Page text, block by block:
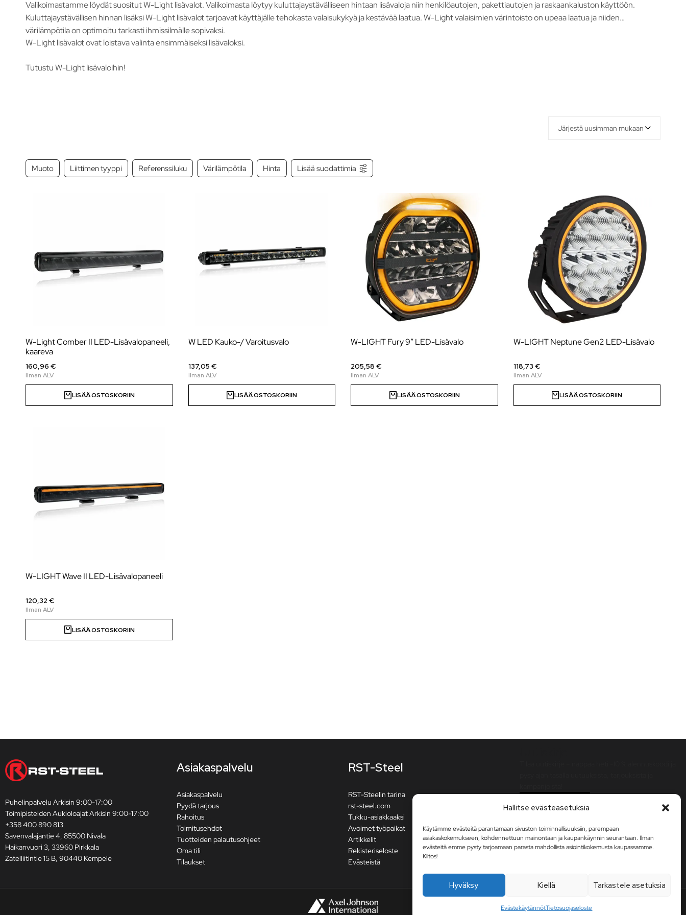
Hallitse evästeasetuksia
Käytämme evästeitä parantamaan sivuston toiminnallisuuksiin, parempaan
asiakaskokemukseen, kohdennettuun mainontaan ja kaupankäynnin seurantaan. Ilman
evästeitä emme pysty tarjoamaan parasta mahdollista asiointikokemusta kaupassamme.
Kiitos!
Hyväksy Kiellä Tarkastele asetuksia
EvästekäytännötTietosuojaseloste
Valikoimastamme löydät suositut W-Light lisävalot. Valikoimasta löytyy kuluttajaystävälliseen hintaan lisävaloja niin henkilöautojen, pakettiautojen ja raskaankaluston käyttöön.
Kuluttajaystävällisen hinnan lisäksi W-Light lisävalot tarjoavat käyttäjälle tehokasta valaisukykyä ja kestävää laatua. W-Light valaisimien värintoisto on upeaa laatua ja niiden
värilämpötila on optimoitu tarkasti ihmissilmälle sopivaksi.
W-Light lisävalot ovat loistava valinta ensimmäiseksi lisävaloksi.
Tutustu W-Light lisävaloihin!
Järjestä uusimman mukaan
Muoto Liittimen tyyppi Referenssiluku Värilämpötila Hinta Lisää suodattimia
W-Light Comber II LED-Lisävalopaneeli,
kaareva
160,96 €
LISÄÄ OSTOSKORIIN
W LED Kauko-/ Varoitusvalo
137,05 €
LISÄÄ OSTOSKORIIN
W-LIGHT Fury 9″ LED-Lisävalo
205,58 €
LISÄÄ OSTOSKORIIN
W-LIGHT Neptune Gen2 LED-Lisävalo
118,73 €
LISÄÄ OSTOSKORIIN
W-LIGHT Wave II LED-Lisävalopaneeli
120,32 €
LISÄÄ OSTOSKORIIN
Puhelinpalvelu Arkisin 9:00-17:00
Toimipisteiden Aukioloajat Arkisin 9:00-17:00
+358 400 890 813
Savenvalajantie 4, 85500 Nivala
Haikanvuori 3, 33960 Pirkkala
Zatelliitintie 15 B, 90440 Kempele
Asiakaspalvelu
Asiakaspalvelu
Pyydä tarjous
Rahoitus
Toimitusehdot
Tuotteiden palautusohjeet
Oma tili
Tilaukset
RST-Steel
RST-Steelin tarina
rst-steel.com
Tukku-asiakkaaksi
Avoimet työpaikat
Artikkelit
Rekisteriseloste
Evästeistä
Tilaa uutiskirje